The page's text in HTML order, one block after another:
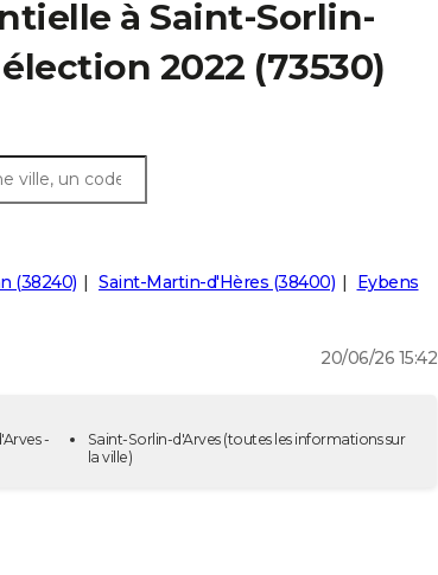
à Saint-Sorlin-
2022 (73530)
(38240) Saint-Martin-d'Hères (38400)
Eybens
20/06/26 15:42
-
Saint-Sorlin-d'Arves(toutes les informations sur
la ville)